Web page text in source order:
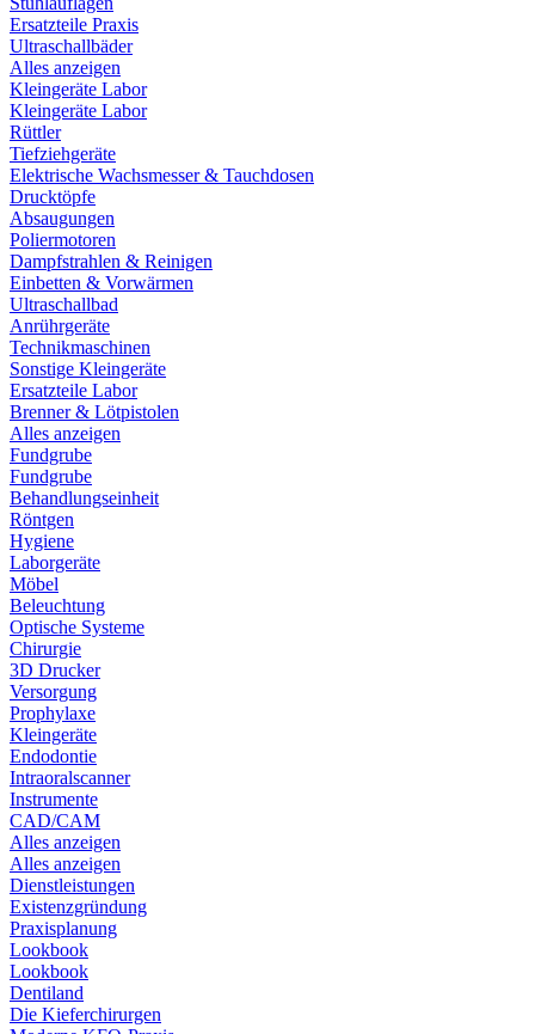
Ersatzteile Praxis
Ultraschallbäder
Alles anzeigen
Kleingeräte Labor
Kleingeräte Labor
Rüttler
Tiefziehgeräte
Elektrische Wachsmesser & Tauchdosen
Drucktöpfe
Absaugungen
Poliermotoren
Dampfstrahlen & Reinigen
Einbetten & Vorwärmen
Ultraschallbad
Anrührgeräte
Technikmaschinen
Sonstige Kleingeräte
Ersatzteile Labor
Brenner & Lötpistolen
Alles anzeigen
Fundgrube
Fundgrube
Behandlungseinheit
Röntgen
Hygiene
Laborgeräte
Möbel
Beleuchtung
Optische Systeme
Chirurgie
3D Drucker
Versorgung
Prophylaxe
Kleingeräte
Endodontie
Intraoralscanner
Instrumente
CAD/CAM
Alles anzeigen
Alles anzeigen
Dienstleistungen
Existenzgründung
Praxisplanung
Lookbook
Lookbook
Dentiland
Die Kieferchirurgen